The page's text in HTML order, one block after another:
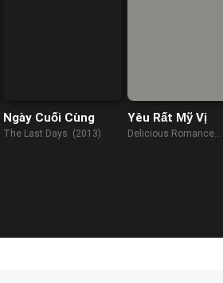
Ngày Cuối Cùng
The Last Days (2013)
Yêu Rất Mỹ Vị
Delicious Romance